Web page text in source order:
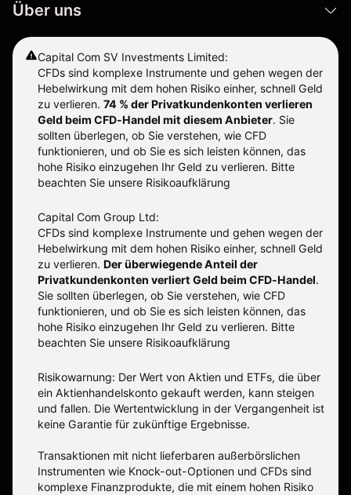
Über uns
Capital Com SV Investments Limited:
CFDs sind komplexe Instrumente und gehen wegen der
Hebelwirkung mit dem hohen Risiko einher, schnell Geld
zu verlieren. 74 % der Privatkundenkonten verlieren
Geld beim CFD-Handel mit diesem Anbieter. Sie
sollten überlegen, ob Sie verstehen, wie CFD
funktionieren, und ob Sie es sich leisten können, das
hohe Risiko einzugehen Ihr Geld zu verlieren. Bitte
beachten Sie unsere Risikoaufklärung
Capital Com Group Ltd:
CFDs sind komplexe Instrumente und gehen wegen der
Hebelwirkung mit dem hohen Risiko einher, schnell Geld
zu verlieren. Der überwiegende Anteil der
Privatkundenkonten verliert Geld beim CFD-Handel.
Sie sollten überlegen, ob Sie verstehen, wie CFD
funktionieren, und ob Sie es sich leisten können, das
hohe Risiko einzugehen Ihr Geld zu verlieren. Bitte
beachten Sie unsere Risikoaufklärung
Risikowarnung: Der Wert von Aktien und ETFs, die über
ein Aktienhandelskonto gekauft werden, kann steigen
und fallen. Die Wertentwicklung in der Vergangenheit ist
keine Garantie für zukünftige Ergebnisse.
Transaktionen mit nicht lieferbaren außerbörslichen
Instrumenten wie Knock-out-Optionen und CFDs sind
komplexe Finanzprodukte, die mit einem hohen Risiko